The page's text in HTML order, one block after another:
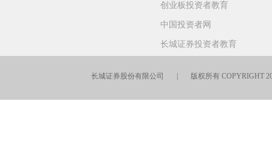
创业板投资者教育
中国投资者网
长城证券投资者教育
长城证券股份有限公司 | 版权所有 COPYRIGHT